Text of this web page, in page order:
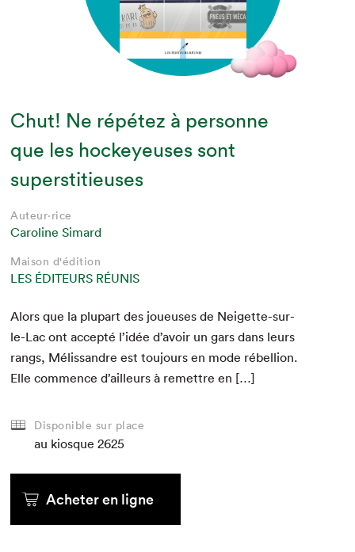
Chut! Ne répétez à personne
que les hockeyeuses sont
superstitieuses
Auteur·rice
Caroline Simard
Maison d'édition
LES ÉDITEURS RÉUNIS
Alors que la plu­part des joueuses de Neigette-sur-
le-Lac ont accep­té l’idée d’avoir un gars dans leurs
rangs, Mélis­san­dre est tou­jours en mode rébel­lion.
Elle com­mence d’ailleurs à remet­tre en […]
Disponible sur place
au kiosque 2625
Acheter en ligne